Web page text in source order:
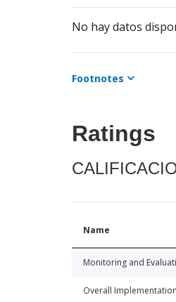
No hay datos
Footnotes
Ratings
Name
Monitoring and
Overall